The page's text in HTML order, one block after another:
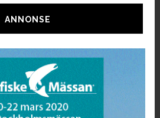
ANNONSE